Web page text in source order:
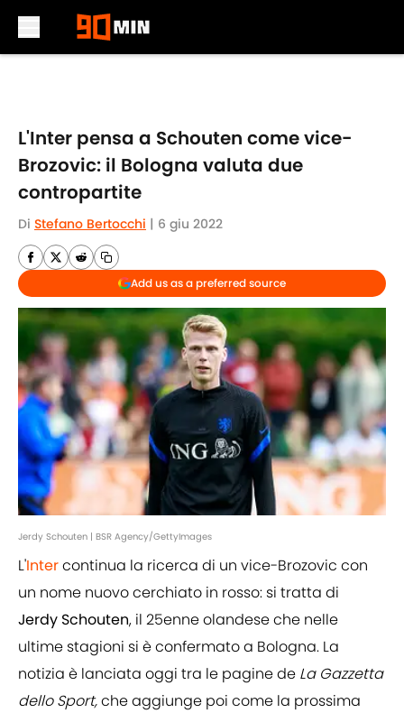
L'Inter pensa a Schouten come vice-
Brozovic: il Bologna valuta due
contropartite
Di Stefano Bertocchi | 6 giu 2022
Add us as a preferred source
Jerdy Schouten | BSR Agency/GettyImages
L'Intercontinua la ricerca di un vice-Brozovic con
un nome nuovo cerchiato in rosso: si tratta di
Jerdy Schouten, il 25enne olandese che nelle
ultime stagioni si è confermato a Bologna. La
notizia è lanciata oggi tra le pagine de La Gazzetta
dello Sport,che aggiunge poi come la prossima